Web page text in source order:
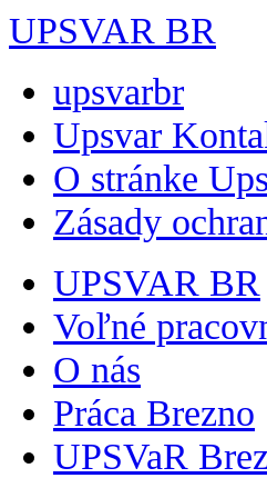
UPSVAR BR
upsvarbr
Upsvar
O stránke
Zásady
UPSVAR BR
Voľné
O nás
Práca Brezno
UPSVaR